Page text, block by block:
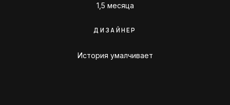
1,5 месяца
ДИЗАЙНЕР
История умалчивает